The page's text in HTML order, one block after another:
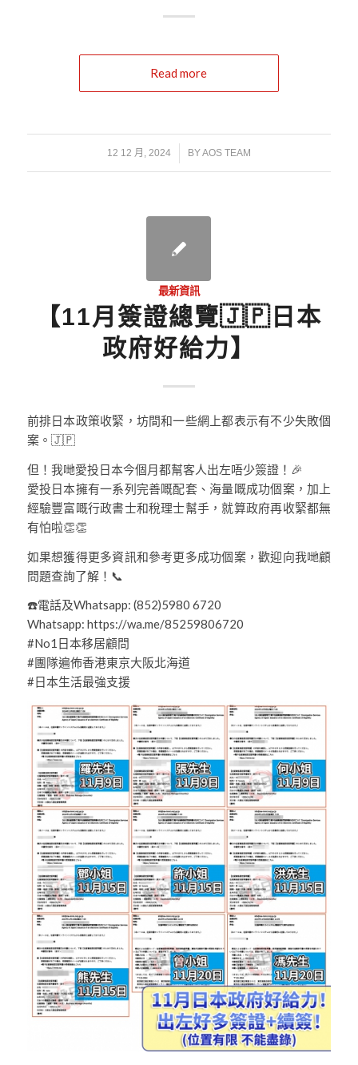
Read more
12 12 月, 2024
/ BYAOS TEAM
最新資訊
【11月簽證總覽🇯🇵日本
政府好給力】
前排日本政策收緊，坊間和一些網上都表示有不少失敗個
案。🇯🇵
但！我哋愛投日本今個月都幫客人出左唔少簽證！🎉
愛投日本擁有一系列完善嘅配套、海量嘅成功個案，加上
經驗豐富嘅行政書士和稅理士幫手，就算政府再收緊都無
有怕啦👏👏
如果想獲得更多資訊和參考更多成功個案，歡迎向我哋顧
問題查詢了解！📞
☎️電話及Whatsapp: (852)5980 6720
Whatsapp: https://wa.me/85259806720
#No1日本移居顧問
#團隊遍佈香港東京大阪北海道
#日本生活最強支援